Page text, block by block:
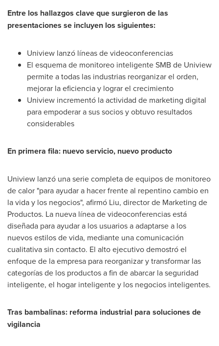
Entre los hallazgos clave que surgieron de las
presentaciones se incluyen los siguientes:
Uniview lanzó líneas de videoconferencias
El esquema de monitoreo inteligente SMB de Uniview
permite a todas las industrias reorganizar el orden,
mejorar la eficiencia y lograr el crecimiento
Uniview incrementó la actividad de marketing digital
para empoderar a sus socios y obtuvo resultados
considerables
En primera fila: nuevo servicio, nuevo producto
Uniview lanzó una serie completa de equipos de monitoreo
de calor "para ayudar a hacer frente al repentino cambio en
la vida y los negocios", afirmó Liu, director de Marketing de
Productos. La nueva línea de videoconferencias está
diseñada para ayudar a los usuarios a adaptarse a los
nuevos estilos de vida, mediante una comunicación
cualitativa sin contacto. El alto ejecutivo demostró el
enfoque de la empresa para reorganizar y transformar las
categorías de los productos a fin de abarcar la seguridad
inteligente, el hogar inteligente y los negocios inteligentes.
Tras bambalinas: reforma industrial para soluciones de
vigilancia